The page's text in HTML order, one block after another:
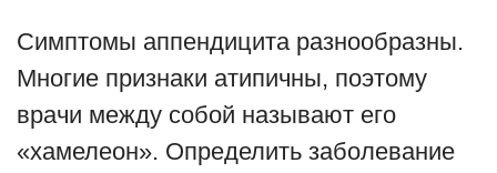
Симптомы аппендицита разнообразны.
Многие признаки атипичны, поэтому
врачи между собой называют его
«хамелеон». Определить заболевание